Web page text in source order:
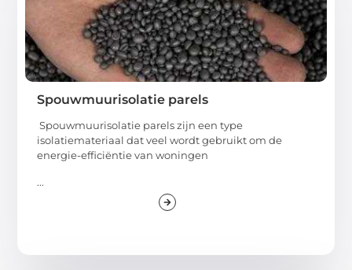
Spouwmuurisolatie parels
Spouwmuurisolatie parels zijn een type
isolatiemateriaal dat veel wordt gebruikt om de
energie-efficiëntie van woningen
...